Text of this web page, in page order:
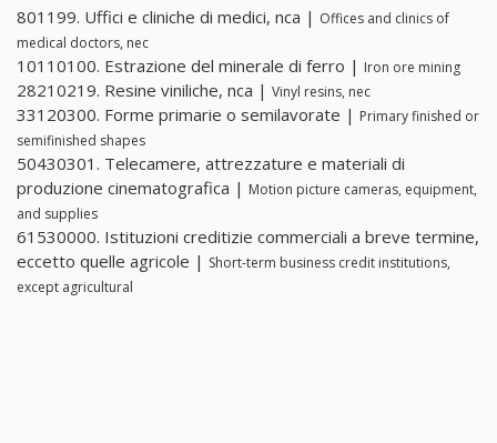
801199. Uffici e cliniche di medici, nca | Offices and clinics of
medical doctors, nec
10110100. Estrazione del minerale di ferro | Iron ore mining
28210219. Resine viniliche, nca | Vinyl resins, nec
33120300. Forme primarie o semilavorate | Primary finished or
semifinished shapes
50430301. Telecamere, attrezzature e materiali di
produzione cinematografica | Motion picture cameras, equipment,
and supplies
61530000. Istituzioni creditizie commerciali a breve termine,
eccetto quelle agricole | Short-term business credit institutions,
except agricultural